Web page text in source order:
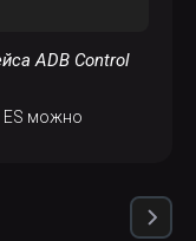
ADB Control
ES можно